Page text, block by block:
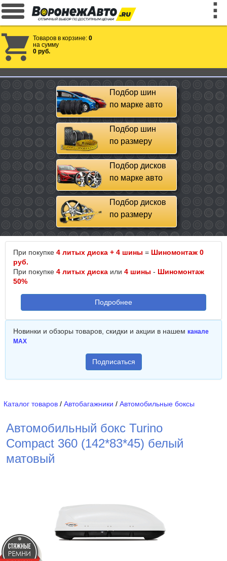
Товаров в корзине: 0
на сумму
0 руб.
Подбор шин
по марке авто
Подбор шин
по размеру
Подбор дисков
по марке авто
Подбор дисков
по размеру
При покупке 4 литых диска + 4 шины = Шиномонтаж 0
руб.
При покупке 4 литых диска или 4 шины - Шиномонтаж
50%
Подробнее
Новинки и обзоры товаров, скидки и акции в нашем канале
MAX
Подписаться
Каталог товаров / Автобагажники / Автомобильные боксы
Автомобильный бокс Turino
Compact 360 (142*83*45) белый
матовый